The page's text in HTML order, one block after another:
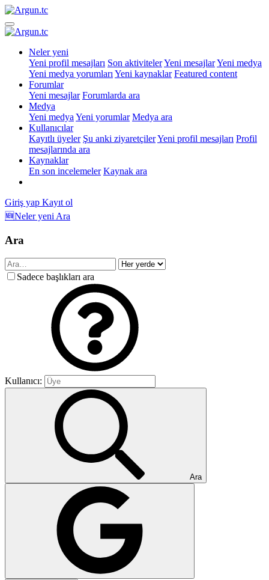
Neler yeni
Yeni profil mesajları Son aktivitelerYeni mesajlarYeni medya
Yeni medya yorumları Yeni kaynaklar Featured content
Forumlar
Yeni mesajlar Forumlarda ara
Medya
Yeni medya Yeni yorumlar Medya ara
Kullanıcılar
Kayıtlı üyeler Şu anki ziyaretçilerYeni profil mesajları Profil
mesajlarında ara
Kaynaklar
En son incelemeler Kaynak ara
Giriş yap Kayıt ol
🆕Neler yeni Ara
Ara
Sadece başlıkları ara
Kullanıcı:
Ara